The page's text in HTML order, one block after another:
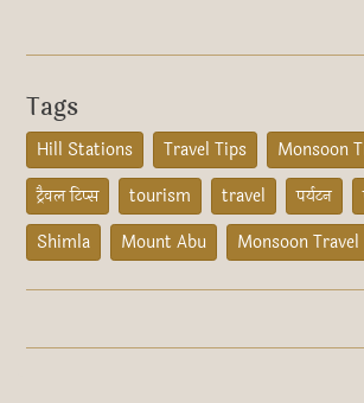
Tags
Hill Stations Travel Tips
Monsoon
ट्रैवल टिप्स
tourism travel पर्यटन
Shimla
Mount Abu Monsoon